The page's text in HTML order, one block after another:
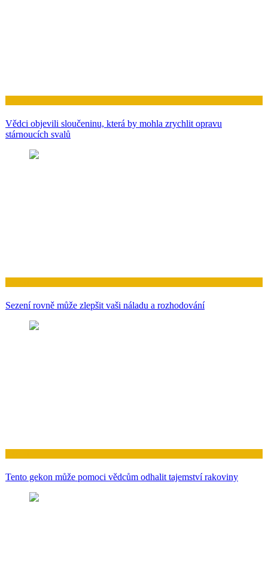
Vědci objevili sloučeninu, která by mohla zrychlit opravu
stárnoucích svalů
Sezení rovně může zlepšit vaši náladu a rozhodování
Tento gekon může pomoci vědcům odhalit tajemství rakoviny